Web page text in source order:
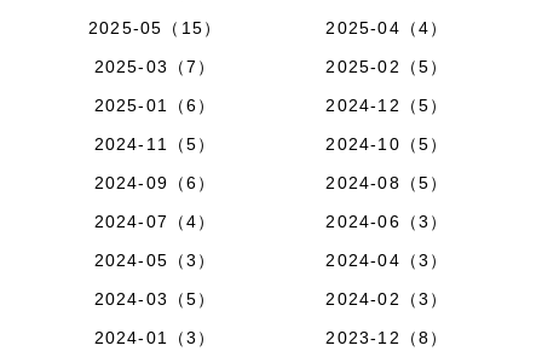
2025-05（15）
2025-04（4）
2025-03（7）
2025-02（5）
2025-01（6）
2024-12（5）
2024-11（5）
2024-10（5）
2024-09（6）
2024-08（5）
2024-07（4）
2024-06（3）
2024-05（3）
2024-04（3）
2024-03（5）
2024-02（3）
2024-01（3）
2023-12（8）